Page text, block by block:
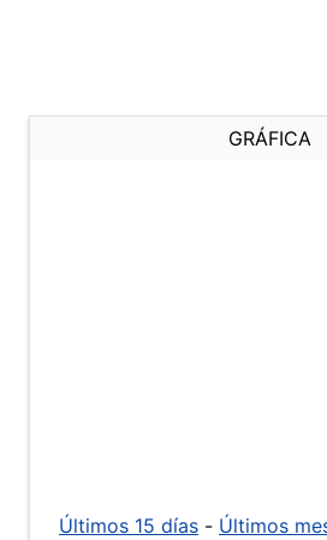
GRÁFICA
Últimos 15 días - Últimos